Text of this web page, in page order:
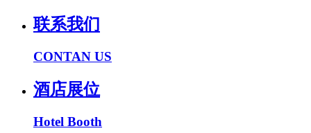
联系我们
CONTAN US
酒店展位
Hotel Booth